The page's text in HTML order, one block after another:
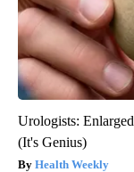
Urologists:
(It's Genius)
Health Weekly